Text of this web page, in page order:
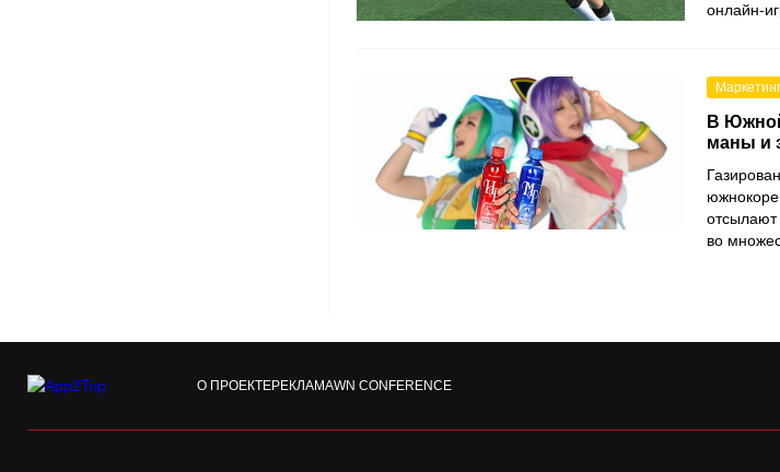
онлайн-
Маркетинг
В
маны и
отсылают
во
О ПРОЕКТЕРЕКЛАМАWN CONFERENCE